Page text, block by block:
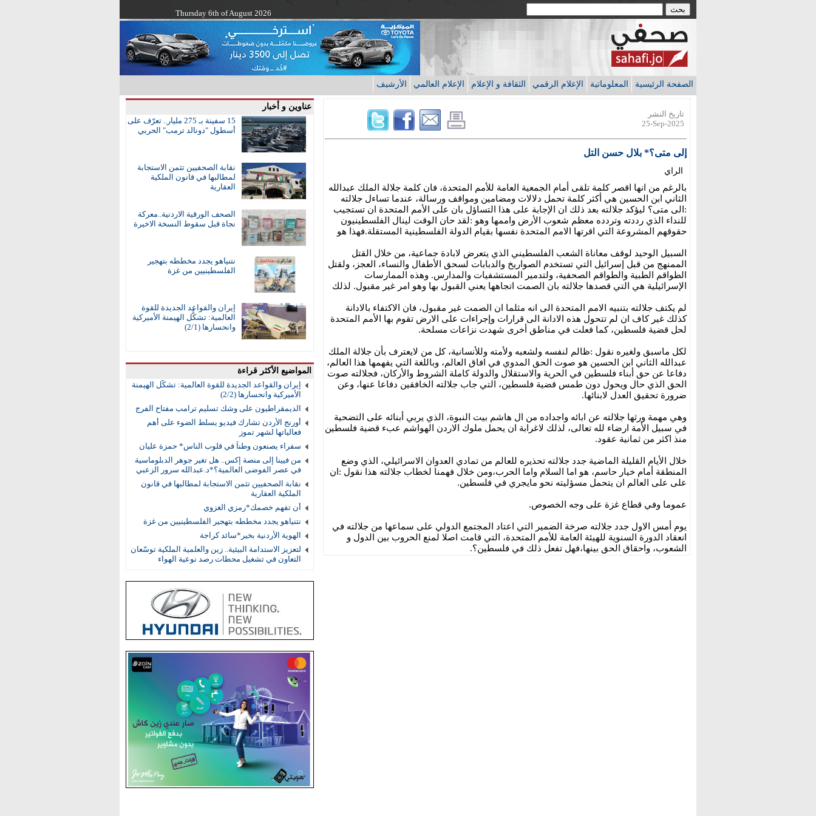
Thursday 6th of August 2026
الصفحة الرئيسية المعلوماتية الإعلام الرقمي الثقافة و الإعلام الإعلام العالمي الأرشيف
عناوين و أخبار
15 سفينة بـ 275 مليار.. تعرّف على
أسطول "دونالد ترمب" الحربي
نقابة الصحفيين تثمن الاستجابة
لمطالبها في قانون الملكية
العقارية
الصحف الورقية الاردنية..معركة
نجاة قبل سقوط النسخة الاخيرة
نتنياهو يجدد مخططه بتهجير
الفلسطينيين من غزة
إيران والقواعد الجديدة للقوة
العالمية: تشكُّل الهيمنة الأميركية
وانحسارها (2/1)
المواضيع الأكثر قراءة
إيران والقواعد الجديدة للقوة العالمية: تشكُّل الهيمنة
الأميركية وانحسارها (2/2)
الديمقراطيون على وشك تسليم ترامب مفتاح الفرج
أورنج الأردن تشارك فيديو يسلط الضوء على أهم
فعالياتها لشهر تموز
سفراء يصنعون وطناً في قلوب الناس* حمزة عليان
من فيينا إلى منصة إكس.. هل تغير جوهر الدبلوماسية
في عصر الفوضى العالمية؟*د.عبدالله سرور الزعبي
نقابة الصحفيين تثمن الاستجابة لمطالبها في قانون
الملكية العقارية
أن تفهم خصمك*رمزي الغزوي
نتنياهو يجدد مخططه بتهجير الفلسطينيين من غزة
الهوية الأردنية بخير*سائد كراجة
لتعزيز الاستدامة البيئية.. زين والعلمية الملكية توسّعان
التعاون في تشغيل محطات رصد نوعية الهواء
تاريخ النشر
25-Sep-2025
إلى متى؟* بلال حسن التل
الراي
بالرغم من انها اقصر كلمة تلقى أمام الجمعية العامة للأمم المتحدة، فان كلمة جلالة الملك عبدالله
الثاني ابن الحسين هي أكثر كلمة تحمل دلالات ومضامين ومواقف ورسالة، عندما تساءل جلالته
:الى متى؟ ليؤكد جلالته بعد ذلك ان الإجابة على هذا التساؤل بان على الأمم المتحدة ان تستجيب
للنداء الذي رددته وتردده معظم شعوب الأرض واممها وهو :لقد حان الوقت لينال الفلسطينيون
حقوقهم المشروعة التي اقرتها الامم المتحدة نفسها بقيام الدولة الفلسطينية المستقلة.فهذا هو
السبيل الوحيد لوقف معاناة الشعب الفلسطيني الذي يتعرض لابادة جماعية، من خلال القتل
الممنهج من قبل إسرائيل التي تستخدم الصواريخ والدبابات لسحق الأطفال والنساء، العجز، ولقتل
الطواقم الطبية والطواقم الصحفية، ولتدمير المستشفيات والمدارس. وهذه الممارسات
الإسرائيلية هي التي قصدها جلالته بان الصمت اتجاهها يعني القبول بها وهو امر غير مقبول. لذلك
لم يكتف جلالته بتنبيه الامم المتحدة الى انه مثلما ان الصمت غير مقبول، فان الاكتفاء بالادانة
كذلك غير كاف ان لم تتحول هذه الادانة الى قرارات وإجراءات على الارض تقوم بها الأمم المتحدة
لحل قضية فلسطين، كما فعلت في مناطق أخرى شهدت نزاعات مسلحة.
لكل ماسبق ولغيره نقول :ظالم لنفسه ولشعبه ولأمته وللأنسانية، كل من لايعترف بأن جلالة الملك
عبدالله الثاني ابن الحسين هو صوت الحق المدوي في افاق العالم، وباللغة التي يفهمها هذا العالم،
دفاعا عن حق أبناء فلسطين في الحرية والاستقلال والدولة كاملة الشروط والأركان، فجلالته صوت
الحق الذي حال ويحول دون طمس قضية فلسطين، التي جاب جلالته الخافقين دفاعا عنها، وعن
ضرورة تحقيق العدل لابنائها.
وهي مهمة ورثها جلالته عن ابائه واجداده من ال هاشم بيت النبوة، الذي يربي أبنائه على التضحية
في سبيل الأمة ارضاء لله تعالى، لذلك لاغرابة ان يحمل ملوك الاردن الهواشم عبء قضية فلسطين
منذ اكثر من ثمانية عقود.
خلال الأيام القليلة الماضية جدد جلالته تحذيره للعالم من تمادي العدوان الاسرائيلي، الذي وضع
المنطقة أمام خيار حاسم، هو اما السلام واما الحرب،ومن خلال فهمنا لخطاب جلالته هذا نقول :ان
على على العالم ان يتحمل مسؤليته نحو مايجري في فلسطين.
عموما وفي قطاع غزة على وجه الخصوص.
يوم أمس الاول جدد جلالته صرخة الضمير التي اعتاد المجتمع الدولي على سماعها من جلالته في
انعقاد الدورة السنوية للهيئة العامة للأمم المتحدة، التي قامت اصلا لمنع الحروب بين الدول و
الشعوب، واحقاق الحق بينها،فهل تفعل ذلك في فلسطين؟.